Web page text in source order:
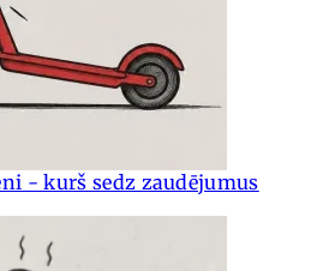
- kurš sedz zaudējumus